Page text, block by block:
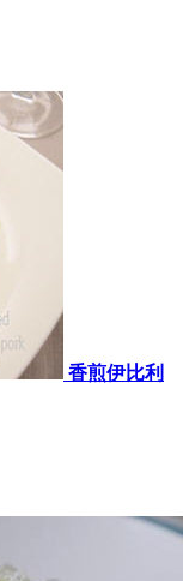
香煎伊比利